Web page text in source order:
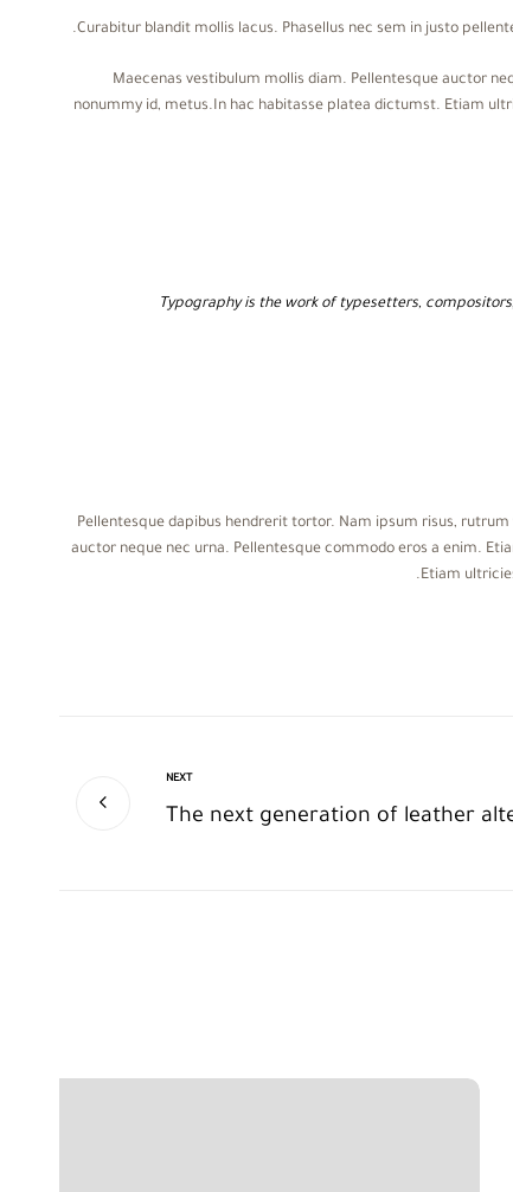
Curabitur blandit mollis lacus. Phasellus nec sem in justo
Maecenas vestibulum mollis diam. Pellentesque auctor
nonummy id, metus.In hac habitasse platea dictumst. Etiam
Typography is the work of typesetters,
Pellentesque dapibus hendrerit tortor. Nam ipsum risus,
auctor neque nec urna. Pellentesque commodo eros a enim.
Etiam
NEXT
The next generation of leather